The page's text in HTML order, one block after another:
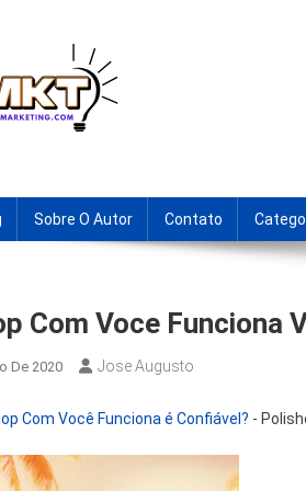
Sobre O Autor Contato
Com Voce Funciona
De 2020 Jose Augusto
Com Você Funciona é Confiável? -